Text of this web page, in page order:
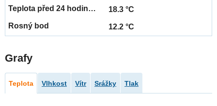
18.3 °C
12.2 °C
Grafy
Teplota Vlhkost Vítr Srážky Tlak